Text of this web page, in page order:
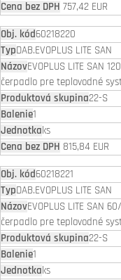
757,42 EUR
60218220
DAB.EVOPLUS LITE SAN
EVOPLUS LITE SAN
čerpadlo pre teplovodné
22-S
1
ks
815,84 EUR
60218221
DAB.EVOPLUS LITE SAN
EVOPLUS LITE SAN
čerpadlo pre teplovodné
22-S
1
ks